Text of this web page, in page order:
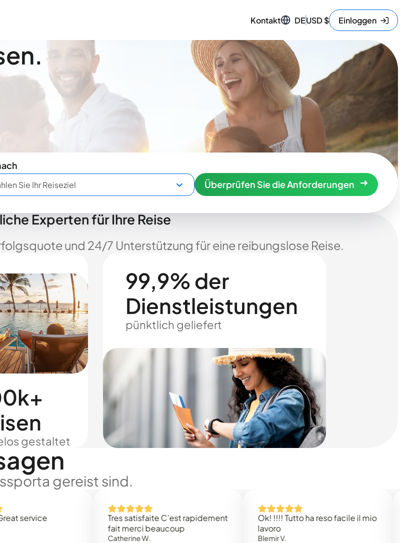
Kontakt DEUSD$ Einloggen
Überprüfen Sie die Anforderungen
Experten für Ihre Reise
und 24/7 Unterstützung für eine reibungslose Reise.
gestaltet
99,9% der
Dienstleistungen
pünktlich geliefert
gereist sind.
Tres satisfaite C’est rapidement
fait merci beaucoup
Catherine W.
Ok! !!!! Tutto ha reso facile il mio